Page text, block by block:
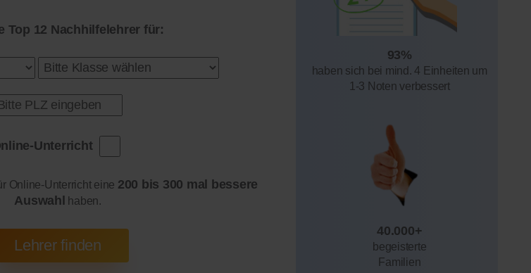
93%
haben sich bei mind. 4 Einheiten um
1-3 Noten verbessert
40.000+
begeisterte
Familien
Top 12 Nachhilfelehrer für:
Unterricht
Online-Unterricht eine 200 bis 300 mal bessere
Auswahl
haben.